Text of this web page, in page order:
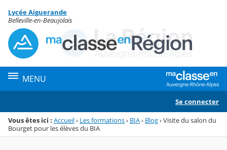
Menu de la rubrique
Contenu
Lycée Aiguerande
Belleville-en-Beaujolais
MENU
Se connecter
Vous êtes ici : Accueil› Les formations› BIA› Blog›Visite du salon du
Bourget pour les élèves du BIA